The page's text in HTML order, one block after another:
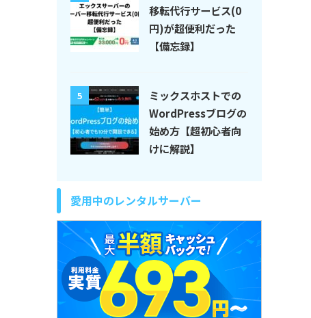
移転代行サービス(0
円)が超便利だった
【備忘録】
5
ミックスホストでの
WordPressブログの
始め方【超初心者向
けに解説】
愛用中のレンタルサーバー